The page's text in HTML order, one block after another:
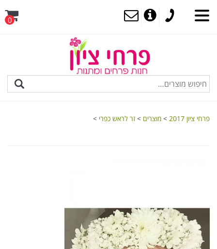
0
פרחי ציון 2017 > מוצרים > זר לראש כפרי >